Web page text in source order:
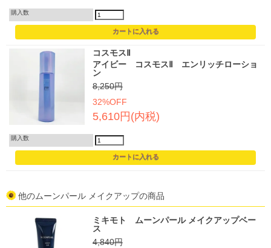
購入数
コスモスⅡ
アイビー コスモスⅡ エンリッチローショ
ン
8,250円
32%OFF
5,610円(内税)
購入数
他のムーンパール メイクアップの商品
ミキモト ムーンパール メイクアップベー
ス
4,840円